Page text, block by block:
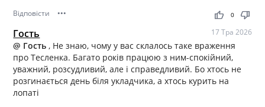
Відповісти ••• thumb_up thumb_down
0
Гость 17 Тра 2026
@ Гость, Не знаю, чому у вас склалось таке враження
про Тесленка. Багато років працюю з ним-спокійний,
уважний, розсудливий, але і справедливий. Бо хтось не
розгинається день біля укладчика, а хтось курить на
лопаті